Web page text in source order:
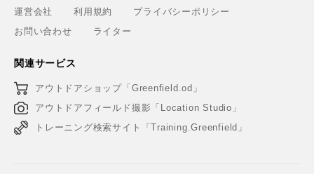
運営会社 利用規約
プライバシーポリシー
お問い合わせ
ライター
関連サービス
アウトドアショップ「Greenfield.od」
アウトドアフィールド撮影「Location Studio」
トレーニング検索サイト「Training.Greenfield」